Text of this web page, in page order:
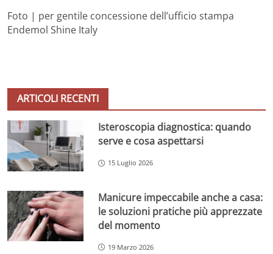
Foto | per gentile concessione dell’ufficio stampa
Endemol Shine Italy
ARTICOLI RECENTI
Isteroscopia diagnostica: quando
serve e cosa aspettarsi
15 Luglio 2026
Manicure impeccabile anche a casa:
le soluzioni pratiche più apprezzate
del momento
19 Marzo 2026